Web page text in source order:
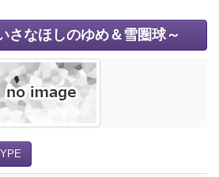
さなほしのゆめ＆雪圏球～